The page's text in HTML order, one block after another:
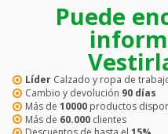
Puede
Líder Calzado y ropa de
Cambio y devolución 90 días
Más de 10000 productos
Más de 60.000 clientes